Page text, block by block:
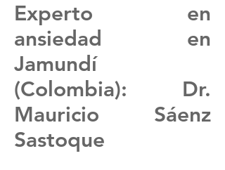
Experto en
ansiedad en
Jamundí
(Colombia): Dr.
Mauricio Sáenz
Sastoque